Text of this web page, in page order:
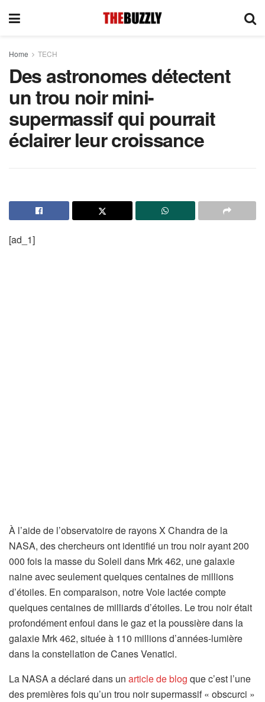
Home TECH
Des astronomes détectent
un trou noir mini-
supermassif qui pourrait
éclairer leur croissance
[ad_1]
À l’aide de l’observatoire de rayons X Chandra de la
NASA, des chercheurs ont identifié un trou noir ayant 200
000 fois la masse du Soleil dans Mrk 462, une galaxie
naine avec seulement quelques centaines de millions
d’étoiles. En comparaison, notre Voie lactée compte
quelques centaines de milliards d’étoiles. Le trou noir était
profondément enfoui dans le gaz et la poussière dans la
galaxie Mrk 462, située à 110 millions d’années-lumière
dans la constellation de Canes Venatici.
La NASA a déclaré dans un article de blog que c’est l’une
des premières fois qu’un trou noir supermassif « obscurci »